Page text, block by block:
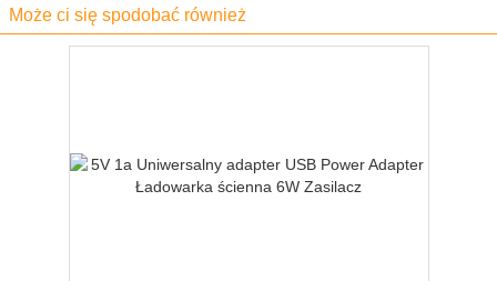
Może ci się spodobać również